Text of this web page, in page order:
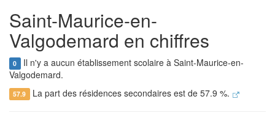
Saint-Maurice-en-
Valgodemard en chiffres
0 Il n'y a aucun établissement scolaire à Saint-Maurice-en-
Valgodemard.
57.9 La part des résidences secondaires est de 57.9 %.